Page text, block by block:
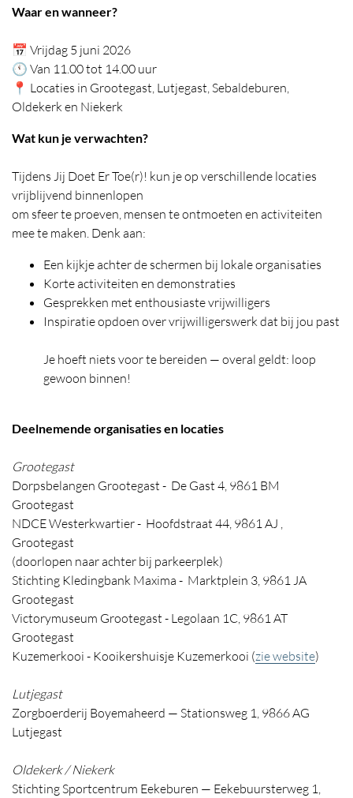
Waar en wanneer?
📅 Vrijdag 5 juni 2026
🕚 Van 11.00 tot 14.00 uur
📍 Locaties in Grootegast, Lutjegast, Sebaldeburen,
Oldekerk en Niekerk
Wat kun je verwachten?
Tijdens Jij Doet Er Toe(r)! kun je op verschillende locaties
vrijblijvend binnenlopen
om sfeer te proeven, mensen te ontmoeten en activiteiten
mee te maken. Denk aan:
Een kijkje achter de schermen bij lokale organisaties
Korte activiteiten en demonstraties
Gesprekken met enthousiaste vrijwilligers
Inspiratie opdoen over vrijwilligerswerk dat bij jou past
Je hoeft niets voor te bereiden — overal geldt: loop
gewoon binnen!
Deelnemende organisaties en locaties
Grootegast
Dorpsbelangen Grootegast - De Gast 4, 9861 BM
Grootegast
NDCE Westerkwartier - Hoofdstraat 44, 9861 AJ ,
Grootegast
(doorlopen naar achter bij parkeerplek)
Stichting Kledingbank Maxima - Marktplein 3, 9861 JA
Grootegast
Victorymuseum Grootegast - Legolaan 1C, 9861 AT
Grootegast
Kuzemerkooi - Kooikershuisje Kuzemerkooi (zie website)
Lutjegast
Zorgboerderij Boyemaheerd — Stationsweg 1, 9866 AG
Lutjegast
Oldekerk / Niekerk
Stichting Sportcentrum Eekeburen — Eekebuursterweg 1,